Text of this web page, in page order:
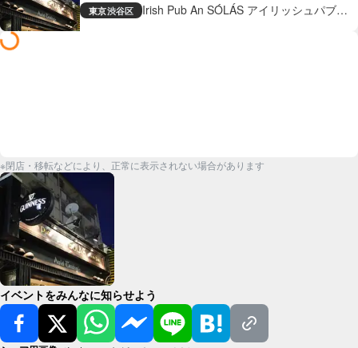
東京渋谷区
Irish Pub An SÓLÁS アイリッシュパブ
※閉店・移転などにより、正常に表示されない場合があります
イベントをみんなに知らせよう